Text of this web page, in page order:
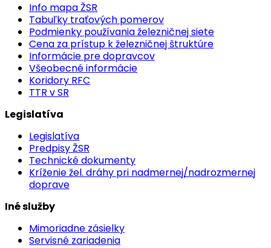
Info mapa ŽSR
Tabuľky traťových pomerov
Podmienky používania železničnej siete
Cena za prístup k železničnej štruktúre
Informácie pre dopravcov
Všeobecné informácie
Koridory RFC
TTR v SR
Legislatíva
Legislatíva
Predpisy ŽSR
Technické dokumenty
Kríženie žel. dráhy pri nadmernej/nadrozmernej
doprave
Iné služby
Mimoriadne zásielky
Servisné zariadenia